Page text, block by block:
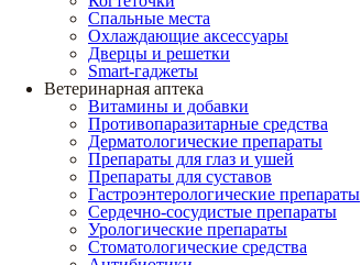
Спальные места
Охлаждающие аксессуары
Дверцы и решетки
Smart-гаджеты
Ветеринарная аптека
Витамины и добавки
Противопаразитарные средства
Дерматологические препараты
Препараты для глаз и ушей
Препараты для суставов
Гастроэнтерологические препараты
Сердечно-сосудистые препараты
Урологические препараты
Стоматологические средства